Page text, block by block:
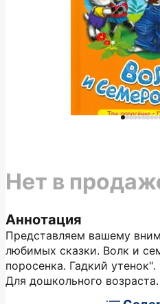
Аннотация
Представляем вашему
любимых сказки. Волк и
поросенка. Гадкий утенок".
Для дошкольного возраста.
Нет в